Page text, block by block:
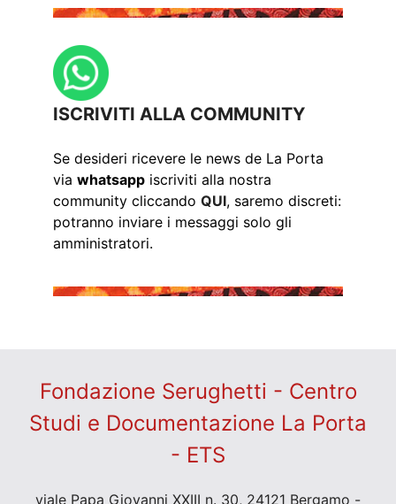
ISCRIVITI ALLA COMMUNITY
Se desideri ricevere le news de La Porta
via whatsapp iscriviti alla nostra
community cliccando QUI, saremo discreti:
potranno inviare i messaggi solo gli
amministratori.
Fondazione Serughetti - Centro
Studi e Documentazione La Porta
- ETS
viale Papa Giovanni XXIII n. 30, 24121 Bergamo -